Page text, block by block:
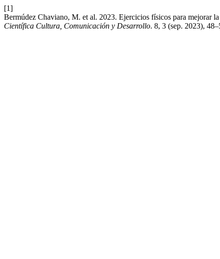
[1]
Bermúdez Chaviano, M. et al. 2023. Ejercicios físicos para mejorar
Científica Cultura, Comunicación y Desarrollo. 8, 3 (sep. 2023),